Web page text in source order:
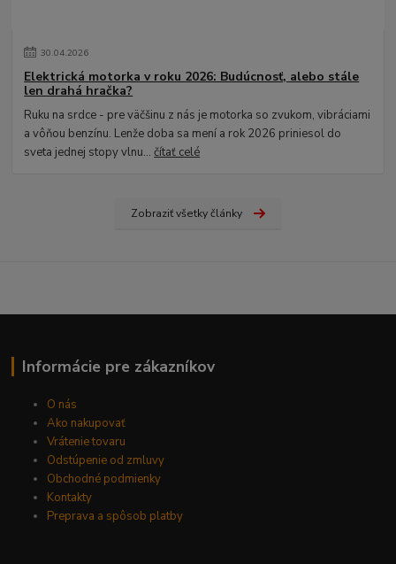
30.04.2026
Elektrická motorka v roku 2026: Budúcnosť, alebo stále
len drahá hračka?
Ruku na srdce - pre väčšinu z nás je motorka so zvukom, vibráciami
a vôňou benzínu. Lenže doba sa mení a rok 2026 priniesol do
sveta jednej stopy vlnu...čítať celé
Zobraziť všetky články
Informácie pre zákazníkov
O nás
Ako nakupovať
Vrátenie tovaru
Odstúpenie od zmluvy
Obchodné podmienky
Kontakty
Preprava a spôsob platby